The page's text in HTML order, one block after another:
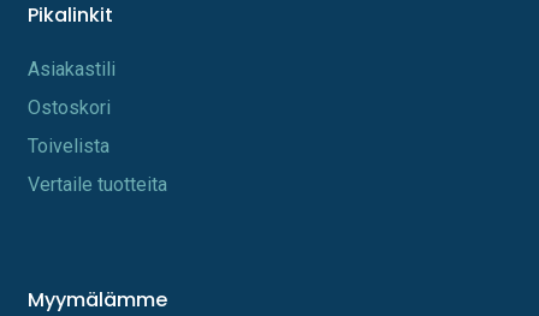
Pikalinkit
A​s​iakastili
Os​toskori
Toi​velista
Vertaile tuotteita
Myymälämme